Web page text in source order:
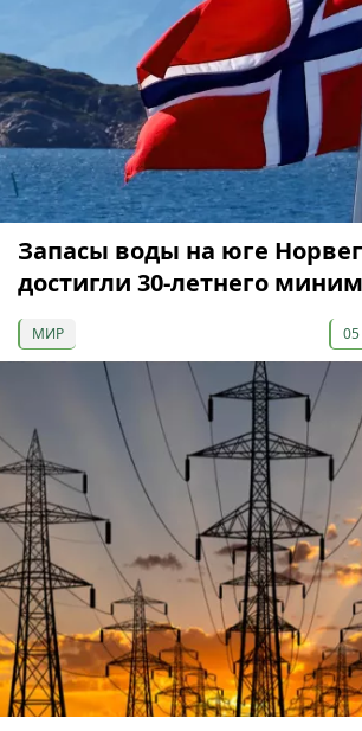
Запасы воды на юге
достигли 30-летнего
МИР